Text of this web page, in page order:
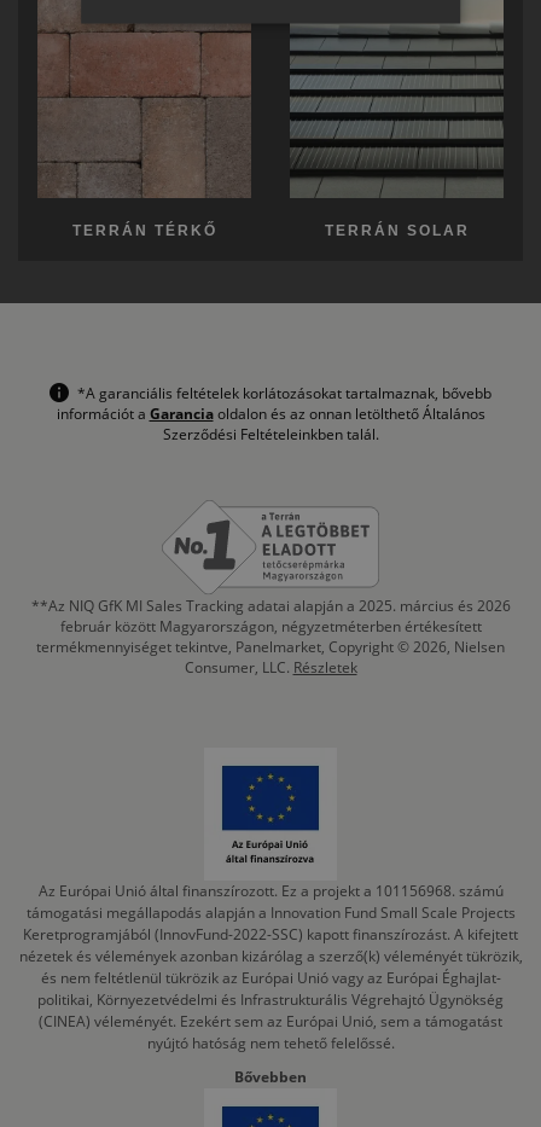
TERRÁN TÉRKŐ TERRÁN SOLAR
*A garanciális feltételek korlátozásokat tartalmaznak, bővebb
információt a Garanciaoldalon és az onnan letölthető Általános
Szerződési Feltételeinkben talál.
**Az NIQ GfK MI Sales Tracking adatai alapján a 2025. március és 2026
február között Magyarországon, négyzetméterben értékesített
termékmennyiséget tekintve, Panelmarket, Copyright © 2026, Nielsen
Consumer, LLC. Részletek
Az Európai Unió által finanszírozott. Ez a projekt a 101156968. számú
támogatási megállapodás alapján a Innovation Fund Small Scale Projects
Keretprogramjából (InnovFund-2022-SSC) kapott finanszírozást. A kifejtett
nézetek és vélemények azonban kizárólag a szerző(k) véleményét tükrözik,
és nem feltétlenül tükrözik az Európai Unió vagy az Európai Éghajlat-
politikai, Környezetvédelmi és Infrastrukturális Végrehajtó Ügynökség
(CINEA) véleményét. Ezekért sem az Európai Unió, sem a támogatást
nyújtó hatóság nem tehető felelőssé.
Bővebben
ITALIAN